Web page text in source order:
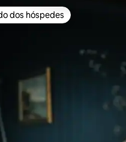
preferidos dos hóspedes
dos hóspedes